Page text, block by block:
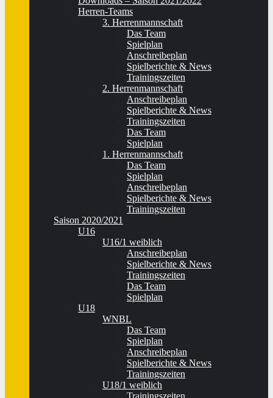
Herren-Teams
3. Herrenmannschaft
Das Team
Spielplan
Anschreibeplan
Spielberichte & News
Trainingszeiten
2. Herrenmannschaft
Anschreibeplan
Spielberichte & News
Trainingszeiten
Das Team
Spielplan
1. Herrenmannschaft
Das Team
Spielplan
Anschreibeplan
Spielberichte & News
Trainingszeiten
Saison 2020/2021
U16
U16/1 weiblich
Anschreibeplan
Spielberichte & News
Trainingszeiten
Das Team
Spielplan
U18
WNBL
Das Team
Spielplan
Anschreibeplan
Spielberichte & News
Trainingszeiten
U18/1 weiblich
Trainingszeiten